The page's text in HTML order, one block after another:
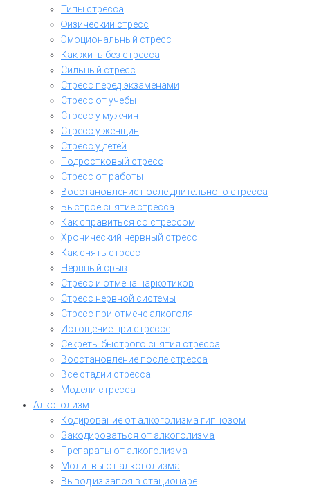
Типы стресса
Физический стресс
Эмоциональный стресс
Как жить без стресса
Сильный стресс
Стресс перед экзаменами
Стресс от учебы
Стресс у мужчин
Стресс у женщин
Стресс у детей
Подростковый стресс
Стресс от работы
Восстановление после длительного стресса
Быстрое снятие стресса
Как справиться со стрессом
Хронический нервный стресс
Как снять стресс
Нервный срыв
Стресс и отмена наркотиков
Стресс нервной системы
Стресс при отмене алкоголя
Истощение при стрессе
Секреты быстрого снятия стресса
Восстановление после стресса
Все стадии стресса
Модели стресса
Алкоголизм
Кодирование от алкоголизма гипнозом
Закодироваться от алкоголизма
Препараты от алкоголизма
Молитвы от алкоголизма
Вывод из запоя в стационаре